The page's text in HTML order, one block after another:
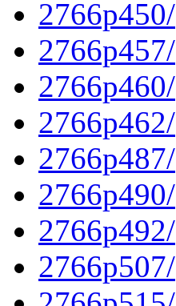
2766p450/
2766p457/
2766p460/
2766p462/
2766p487/
2766p490/
2766p492/
2766p507/